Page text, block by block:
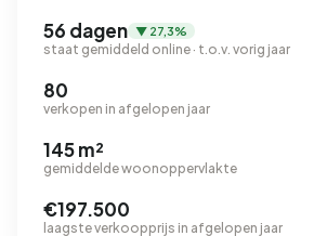
56 dagen ▼ 27,3%
staat gemiddeld online · t.o.v. vorig jaar
80
verkopen in afgelopen jaar
145 m²
gemiddelde woonoppervlakte
€197.500
laagste verkoopprijs in afgelopen jaar